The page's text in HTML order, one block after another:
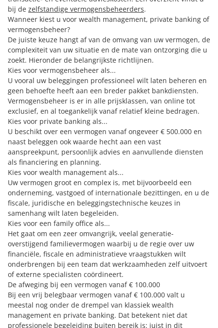
bij de zelfstandige vermogensbeheerders.
Wanneer kiest u voor wealth management, private banking of
vermogensbeheer?
De juiste keuze hangt af van de omvang van uw vermogen, de
complexiteit van uw situatie en de mate van ontzorging die u
zoekt. Hieronder de belangrijkste richtlijnen.
Kies voor vermogensbeheer als...
U vooral uw beleggingen professioneel wilt laten beheren en
geen behoefte heeft aan een breder pakket bankdiensten.
Vermogensbeheer is er in alle prijsklassen, van online tot
exclusief, en al toegankelijk vanaf relatief kleine bedragen.
Kies voor private banking als...
U beschikt over een vermogen vanaf ongeveer € 500.000 en
naast beleggen ook waarde hecht aan een vast
aanspreekpunt, persoonlijk advies en aanvullende diensten
als financiering en planning.
Kies voor wealth management als...
Uw vermogen groot en complex is, met bijvoorbeeld een
onderneming, vastgoed of internationale bezittingen, en u de
fiscale, juridische en beleggingstechnische keuzes in
samenhang wilt laten begeleiden.
Kies voor een family office als...
Het gaat om een zeer omvangrijk, veelal generatie-
overstijgend familievermogen waarbij u de regie over uw
financiële, fiscale en administratieve vraagstukken wilt
onderbrengen bij een team dat werkzaamheden zelf uitvoert
of externe specialisten coördineert.
De afweging bij een vermogen vanaf € 100.000
Bij een vrij belegbaar vermogen vanaf € 100.000 valt u
meestal nog onder de drempel van klassiek wealth
management en private banking. Dat betekent niet dat
professionele begeleiding buiten bereik is: juist in dit